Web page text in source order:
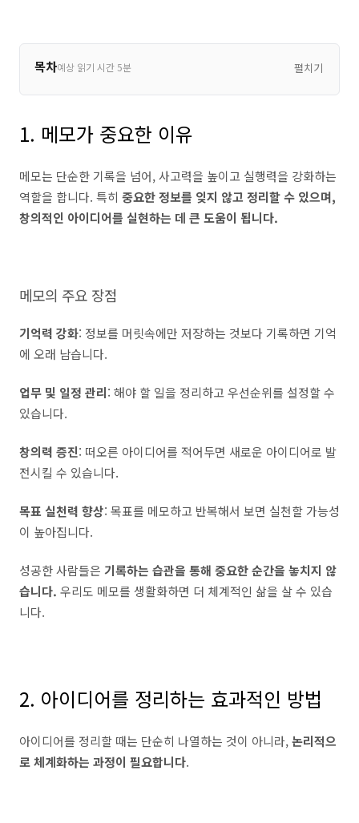
목차예상 읽기 시간 5분 펼치기
1. 메모가 중요한 이유
메모는 단순한 기록을 넘어, 사고력을 높이고 실행력을 강화하는
역할을 합니다. 특히 중요한 정보를 잊지 않고 정리할 수 있으며,
창의적인 아이디어를 실현하는 데 큰 도움이 됩니다.
메모의 주요 장점
기억력 강화: 정보를 머릿속에만 저장하는 것보다 기록하면 기억
에 오래 남습니다.
업무 및 일정 관리: 해야 할 일을 정리하고 우선순위를 설정할 수
있습니다.
창의력 증진: 떠오른 아이디어를 적어두면 새로운 아이디어로 발
전시킬 수 있습니다.
목표 실천력 향상: 목표를 메모하고 반복해서 보면 실천할 가능성
이 높아집니다.
성공한 사람들은 기록하는 습관을 통해 중요한 순간을 놓치지 않
습니다. 우리도 메모를 생활화하면 더 체계적인 삶을 살 수 있습
니다.
2. 아이디어를 정리하는 효과적인 방법
아이디어를 정리할 때는 단순히 나열하는 것이 아니라,논리적으
로 체계화하는 과정이 필요합니다.